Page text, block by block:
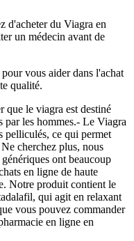
d'acheter du Viagra en
un médecin avant de
vous aider dans l'achat
qualité.
que le viagra est destiné
par les hommes.- Le Viagra
pelliculés, ce qui permet
cherchez plus, nous
ont beaucoup
en ligne de haute
Notre produit contient le
qui agit en relaxant
vous pouvez commander
en ligne en